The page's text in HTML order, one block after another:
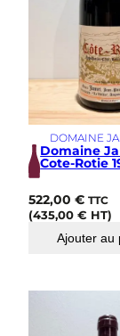
DOMAINE
Domaine
Cote-Rotie
522,00€ TTC
(435,00€ HT)
Ajouter au